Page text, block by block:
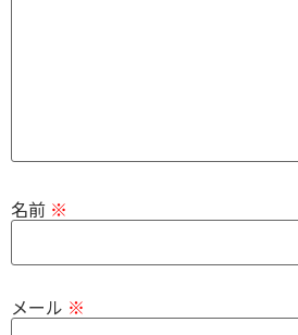
名前 ※
メール ※